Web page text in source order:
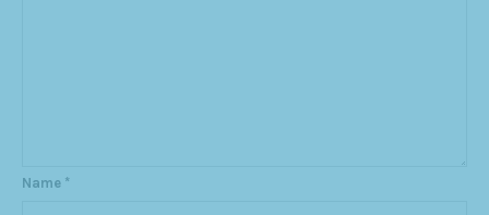
Name *